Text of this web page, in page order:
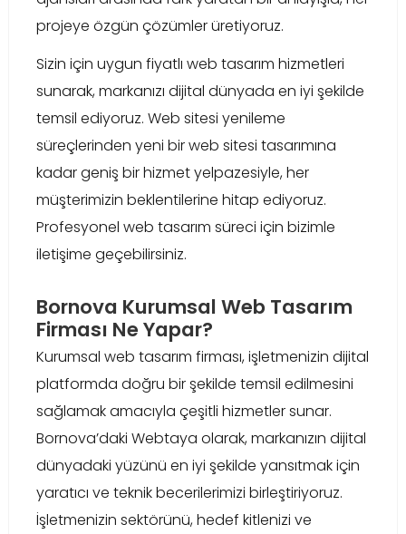
projeye özgün çözümler üretiyoruz.
Sizin için uygun fiyatlı web tasarım hizmetleri
sunarak, markanızı dijital dünyada en iyi şekilde
temsil ediyoruz. Web sitesi yenileme
süreçlerinden yeni bir web sitesi tasarımına
kadar geniş bir hizmet yelpazesiyle, her
müşterimizin beklentilerine hitap ediyoruz.
Profesyonel web tasarım süreci için bizimle
iletişime geçebilirsiniz.
Bornova Kurumsal Web Tasarım
Firması Ne Yapar?
Kurumsal web tasarım firması, işletmenizin dijital
platformda doğru bir şekilde temsil edilmesini
sağlamak amacıyla çeşitli hizmetler sunar.
Bornova’daki Webtaya olarak, markanızın dijital
dünyadaki yüzünü en iyi şekilde yansıtmak için
yaratıcı ve teknik becerilerimizi birleştiriyoruz.
İşletmenizin sektörünü, hedef kitlenizi ve